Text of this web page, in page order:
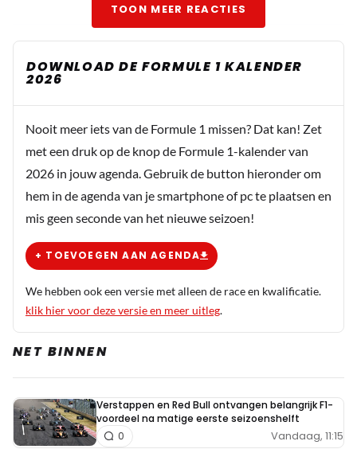
TOON MEER REACTIES
DOWNLOAD DE FORMULE 1 KALENDER
2026
Nooit meer iets van de Formule 1 missen? Dat kan! Zet
met een druk op de knop de Formule 1-kalender van
2026 in jouw agenda. Gebruik de button hieronder om
hem in de agenda van je smartphone of pc te plaatsen en
mis geen seconde van het nieuwe seizoen!
+ TOEVOEGEN AAN AGENDA
We hebben ook een versie met alleen de race en kwalificatie.
klik hier voor deze versie en meer uitleg.
NET BINNEN
Verstappen en Red Bull ontvangen belangrijk F1-
voordeel na matige eerste seizoenshelft
Vandaag, 11:15
0